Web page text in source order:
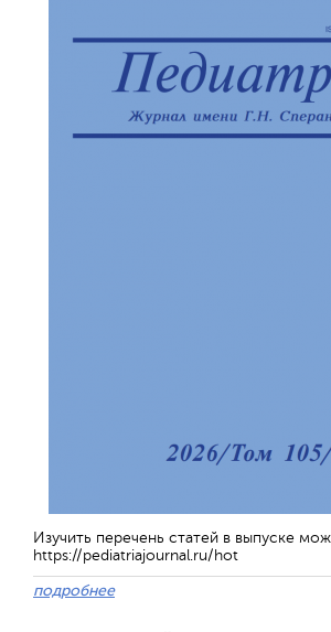
Изучить перечень статей в выпуске
https://pediatriajournal.ru/hot
подробнее